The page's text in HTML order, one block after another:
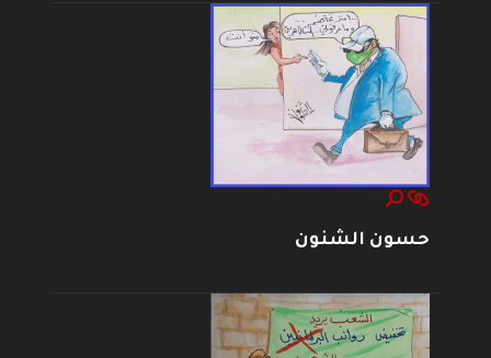
حسون الشنون